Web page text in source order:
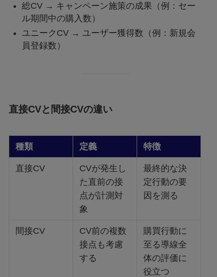
総CV → キャンペーン施策の成果（例：セー
ル期間中の購入数）
ユニークCV → ユーザー獲得数（例：新規会
員登録数）
直接CVと間接CVの違い
種類 定義 特徴
直接CV
CVが発生し
た直前の接
点が計測対
象
最終的な決
定行動の要
因を測る
間接CV
CV前の複数
接点も考慮
する
購買行動に
至る導線全
体の評価に
役立つ